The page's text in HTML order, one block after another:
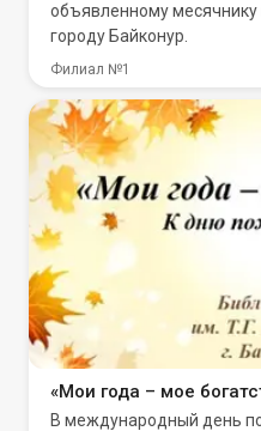
объявленному
городу Байконур.
Филиал №1
«Мои года – мое
В международный день